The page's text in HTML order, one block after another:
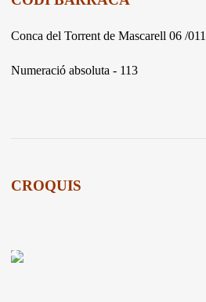
Conca del Torrent de Mascarell 06 /011
Numeració absoluta - 113
CROQUIS